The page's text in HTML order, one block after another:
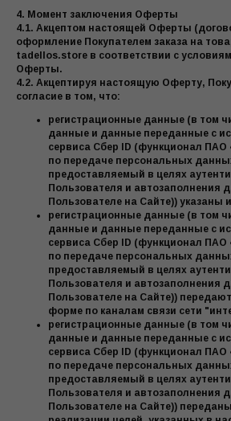
4. Момент заключения Оферты
4.1. Акцептом настоящей Оферты
оформление Покупателем заказа на
tadellos.store в соответствии с
Оферты.
4.2. Акцептируя настоящую Оферту,
согласие в том, что:
регистрационные данные (в том
данные и данные переданные с
сервиса Сбер ID (функционал ПАО
по передаче персональных
предоставляемый в целях
Пользователя и автозаполнения
Пользователе на Сайте)) указаны
регистрационные данные (в том
данные и данные переданные с
сервиса Сбер ID (функционал ПАО
по передаче персональных
предоставляемый в целях
Пользователя и автозаполнения
Пользователе на Сайте))
форме по каналам связи сети
регистрационные данные (в том
данные и данные переданные с
сервиса Сбер ID (функционал ПАО
по передаче персональных
предоставляемый в целях
Пользователя и автозаполнения
Пользователе на Сайте))